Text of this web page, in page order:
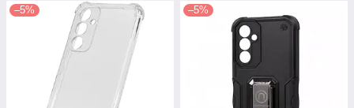
–5% –5%